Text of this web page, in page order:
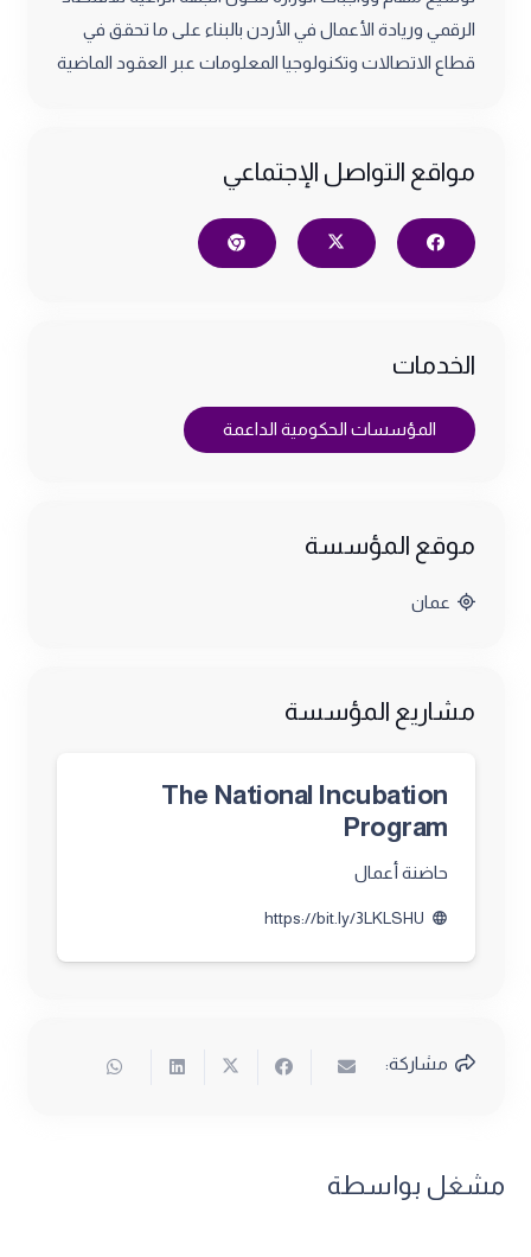
الرقمي وريادة الأعمال في الأردن بالبناء على ما تحقق في
قطاع الاتصالات وتكنولوجيا المعلومات عبر العقود الماضية
مواقع التواصل الإجتماعي
الخدمات
المؤسسات الحكومية الداعمة
موقع المؤسسة
عمان
مشاريع المؤسسة
The National Incubation
Program
حاضنة أعمال
language
https://bit.ly/3LKLSHU
مشاركة:
مشغل بواسطة